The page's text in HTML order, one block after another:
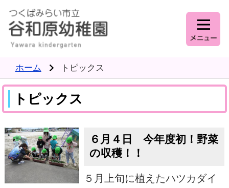
ホーム トピックス
トピックス
６月４日 今年度初！野菜
の収穫！！
５月上旬に植えたハツカダイ